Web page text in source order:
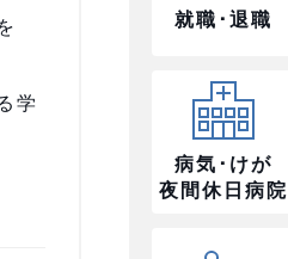
学
就職･退職
病気･けが
夜間休日病院